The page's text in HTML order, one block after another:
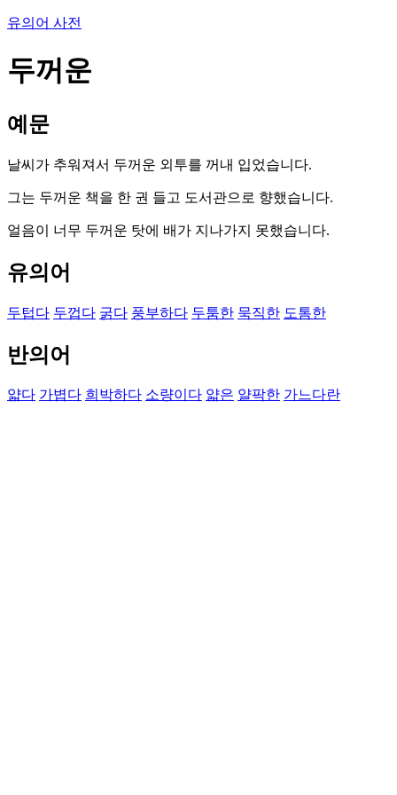
유의어 사전
두꺼운
예문
날씨가 추워져서 두꺼운 외투를 꺼내 입었습니다.
그는 두꺼운 책을 한 권 들고 도서관으로 향했습니다.
얼음이 너무 두꺼운 탓에 배가 지나가지 못했습니다.
유의어
두텁다 두껍다 굵다 풍부하다 두툼한 묵직한 도톰한
반의어
얇다 가볍다 희박하다 소량이다 얇은 얄팍한 가느다란